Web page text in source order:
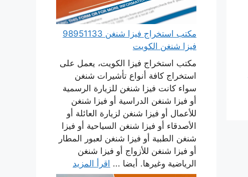
مكتب استخراج فيزا شنغن 98951133
فيزا شنغن الكويت
مكتب استخراج فيزا الكويت، يعمل على
استخراج كافة أنواع تأشيرات شنغن
سواء كانت فيزا شنغن للزيارة الرسمية
أو فيزا شنغن الدراسية أو فيزا شنغن
للأعمال أو فيزا شنغن لزيارة العائلة أو
الأصدقاء أو فيزا شنغن السياحية أو فيزا
شنغن الطبية أو فيزا شنغن لعبور المطار
أو فيزا شنغن للأزواج أو فيزا شنغن
الرياضية وغيرها. أيضا ... اقرأ المزيد